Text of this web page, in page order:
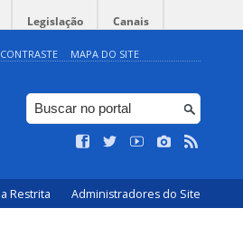
Legislação Canais
MAPA DO SITE
Restrita Administradores do Site